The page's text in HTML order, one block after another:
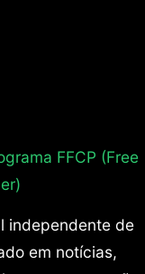
FFCP (Free
independente de
em notícias,